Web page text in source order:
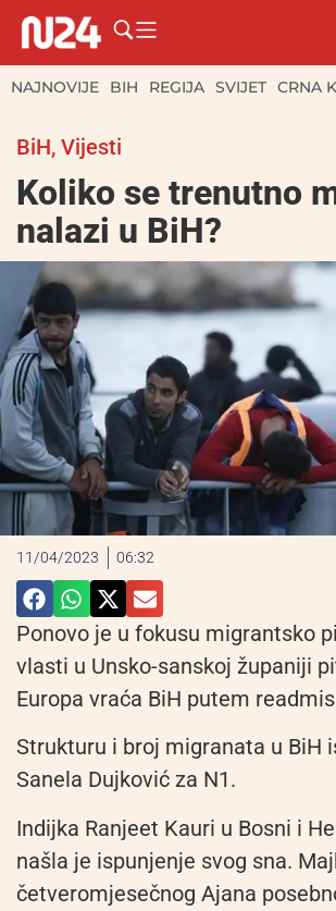
NAJNOVIJE BIH REGIJA SVIJET CRNA
BiH, Vijesti
Koliko se trenutno
nalazi u BiH?
11/04/2023 06:32
Ponovo je u fokusu migrantsko
vlasti u Unsko-sanskoj županiji
Europa vraća BiH putem
Strukturu i broj migranata u BiH
Sanela Dujković za N1.
Indijka Ranjeet Kauri u Bosni i
našla je ispunjenje svog sna.
četveromjesečnog Ajana